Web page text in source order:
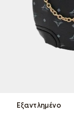
Εξαντλημένο